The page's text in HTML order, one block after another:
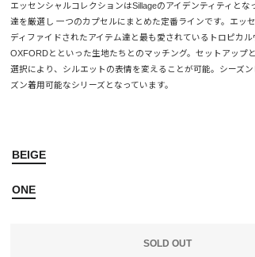
エッセンシャルコレクションはSillageのアイデンティティとな
達を厳選し 一つのカプセルにまとめた定番ラインです。エッ
ディファイドされたアイテム達と最も愛されているトロピカル
OXFORDとといった生地たちとのマッチング。セットアップ
選択により、シルエットの表情を変えることが可能。シーズ
ズン着用可能なシリーズとなっています。
BEIGE
ONE
SOLD OUT